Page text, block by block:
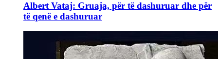
Albert Vataj: Gruaja, për të dashuruar dhe për
të qenë e dashuruar